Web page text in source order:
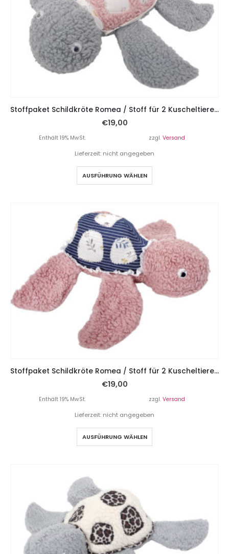
Stoffpaket Schildkröte Romea / Stoff für 2 Kuscheltiere – Grau / Rosa Blumen
€19,00
Enthält 19% MwSt. zzgl. Versand
Lieferzeit: nicht angegeben
AUSFÜHRUNG WÄHLEN
Stoffpaket Schildkröte Romea / Stoff für 2 Kuscheltiere – Rosa Blumen blauer Panzer
€19,00
Enthält 19% MwSt. zzgl. Versand
Lieferzeit: nicht angegeben
AUSFÜHRUNG WÄHLEN